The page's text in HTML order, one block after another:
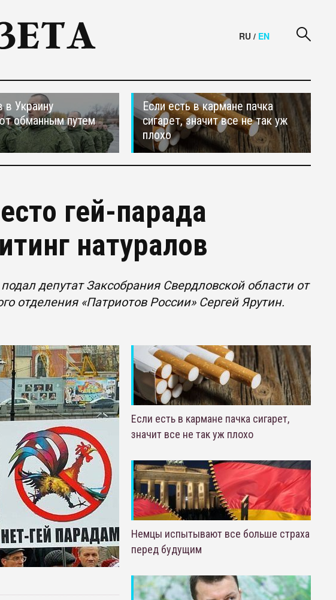
RU / EN
в Украину
обманным путем
Если есть в кармане пачка
сигарет, значит все не так уж
плохо
гей-парада
натуралов
депутат Заксобрания Свердловской области от
отделения «Патриотов России» Сергей Ярутин.
Если есть в кармане пачка сигарет,
значит все не так уж плохо
Немцы испытывают все больше страха
перед будущим